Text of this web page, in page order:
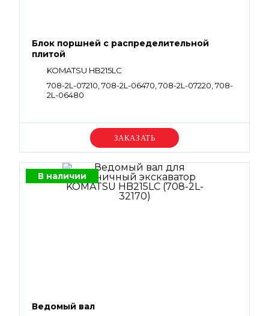
Блок поршней c распределительной
плитой
KOMATSU HB215LC
708-2L-07210, 708-2L-06470, 708-2L-07220, 708-
2L-06480
Уточняйте цену
В наличии
Ведомый вал